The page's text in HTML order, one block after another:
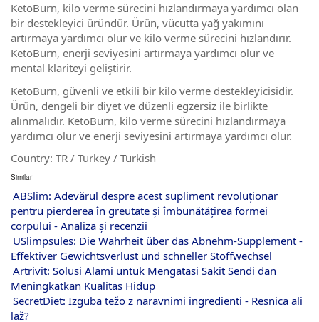
KetoBurn, kilo verme sürecini hızlandırmaya yardımcı olan
bir destekleyici üründür. Ürün, vücutta yağ yakımını
artırmaya yardımcı olur ve kilo verme sürecini hızlandırır.
KetoBurn, enerji seviyesini artırmaya yardımcı olur ve
mental klariteyi geliştirir.
KetoBurn, güvenli ve etkili bir kilo verme destekleyicisidir.
Ürün, dengeli bir diyet ve düzenli egzersiz ile birlikte
alınmalıdır. KetoBurn, kilo verme sürecini hızlandırmaya
yardımcı olur ve enerji seviyesini artırmaya yardımcı olur.
Country: TR / Turkey / Turkish
Similar
ABSlim: Adevărul despre acest supliment revoluționar
pentru pierderea în greutate și îmbunătățirea formei
corpului - Analiza și recenzii
USlimpsules: Die Wahrheit über das Abnehm-Supplement -
Effektiver Gewichtsverlust und schneller Stoffwechsel
Artrivit: Solusi Alami untuk Mengatasi Sakit Sendi dan
Meningkatkan Kualitas Hidup
SecretDiet: Izguba težo z naravnimi ingredienti - Resnica ali
laž?